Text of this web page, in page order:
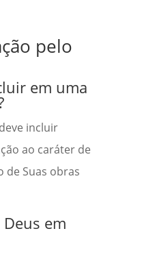
pelo
em uma
incluir
ao caráter de
de Suas obras
em